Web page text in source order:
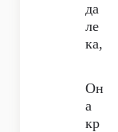
да
ле
ка,
Он
а
кр